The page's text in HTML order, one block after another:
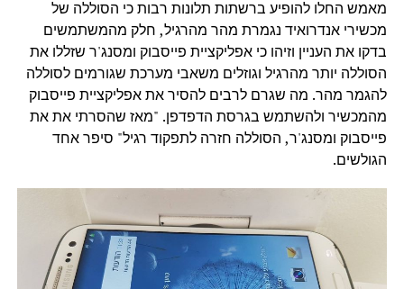
מאמש החלו להופיע ברשתות תלונות רבות כי הסוללה של
מכשירי אנדרואיד נגמרת מהר מהרגיל, חלק מהמשתמשים
בדקו את העניין וזיהו כי אפליקציית פייסבוק ומסנג'ר שזללו את
הסוללה יותר מהרגיל וגוזלים משאבי מערכת שגורמים לסוללה
להגמר מהר. מה שגרם לרבים להסיר את אפליקציית פייסבוק
מהמכשיר ולהשתמש בגרסת הדפדפן. "מאז שהסרתי את את
פייסבוק ומסנג'ר, הסוללה חזרה לתפקוד רגיל" סיפר אחד
הגולשים.